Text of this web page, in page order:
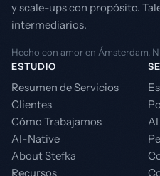
y scale-ups con propósito.
intermediarios.
Hecho con amor en Ámsterdam,
ESTUDIO
Resumen de Servicios
Clientes
Cómo Trabajamos
AI-Native
About Stefka
Recursos
AI